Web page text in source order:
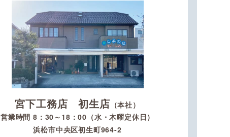
宮下工務店 初生店 （本社）
営業時間 8：30～18：00（水・木曜定休日）
浜松市中央区初生町964-2